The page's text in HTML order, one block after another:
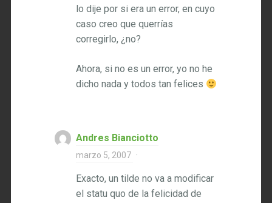
lo dije por si era un error, en cuyo
caso creo que querrías
corregirlo, ¿no?
Ahora, si no es un error, yo no he
dicho nada y todos tan felices
Andres Bianciotto
marzo 5, 2007 ·
Exacto, un tilde no va a modificar
el statu quo de la felicidad de